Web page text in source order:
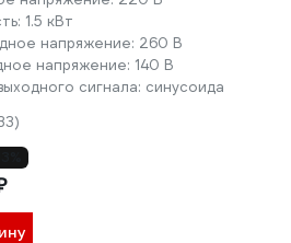
1.5 кВт
напряжение: 260 В
напряжение: 140 В
сигнала: синусоида